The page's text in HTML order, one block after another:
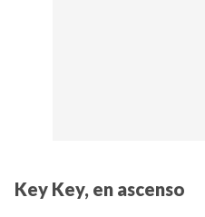
Key Key, en ascenso